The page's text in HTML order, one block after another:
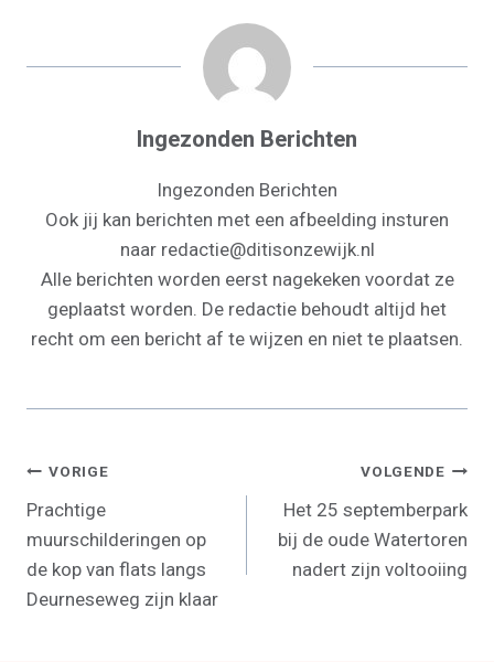
T
Ingezonden Berichten
Ingezonden Berichten
Ook jij kan berichten met een afbeelding insturen
naar redactie@ditisonzewijk.nl
Alle berichten worden eerst nagekeken voordat ze
geplaatst worden. De redactie behoudt altijd het
recht om een bericht af te wijzen en niet te plaatsen.
Bericht
Navigatie
VORIGE
Prachtige
muurschilderingen op
de kop van flats langs
Deurneseweg zijn klaar
VOLGENDE
Het 25 septemberpark
bij de oude Watertoren
nadert zijn voltooiing